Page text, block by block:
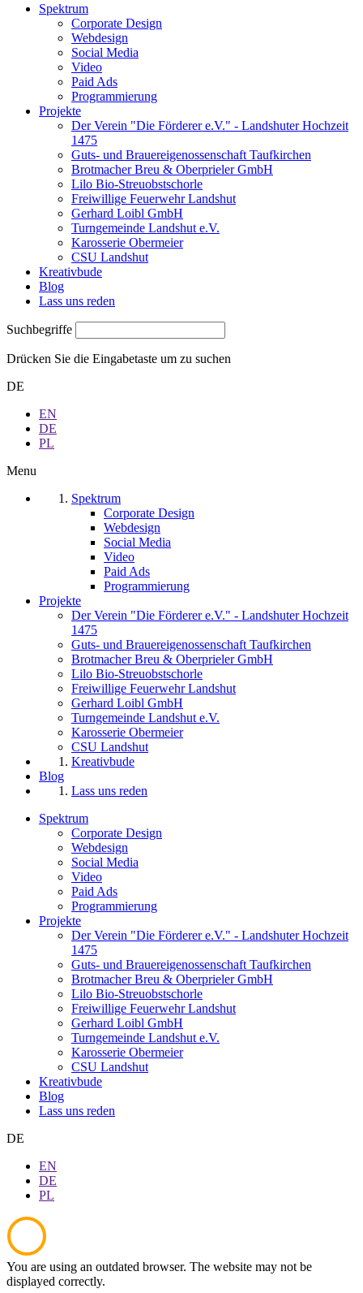
Spektrum
Corporate Design
Webdesign
Social Media
Video
Paid Ads
Programmierung
Projekte
Der Verein "Die Förderer e.V." - Landshuter Hochzeit
1475
Guts- und Brauereigenossenschaft Taufkirchen
Brotmacher Breu & Oberprieler GmbH
Lilo Bio-Streuobstschorle
Freiwillige Feuerwehr Landshut
Gerhard Loibl GmbH
Turngemeinde Landshut e.V.
Karosserie Obermeier
CSU Landshut
Kreativbude
Blog
Lass uns reden
Suchbegriffe
Drücken Sie die Eingabetaste um zu suchen
DE
EN
DE
PL
Menu
Spektrum
Corporate Design
Webdesign
Social Media
Video
Paid Ads
Programmierung
Projekte
Der Verein "Die Förderer e.V." - Landshuter Hochzeit
1475
Guts- und Brauereigenossenschaft Taufkirchen
Brotmacher Breu & Oberprieler GmbH
Lilo Bio-Streuobstschorle
Freiwillige Feuerwehr Landshut
Gerhard Loibl GmbH
Turngemeinde Landshut e.V.
Karosserie Obermeier
CSU Landshut
Kreativbude
Blog
Lass uns reden
Spektrum
Corporate Design
Webdesign
Social Media
Video
Paid Ads
Programmierung
Projekte
Der Verein "Die Förderer e.V." - Landshuter Hochzeit
1475
Guts- und Brauereigenossenschaft Taufkirchen
Brotmacher Breu & Oberprieler GmbH
Lilo Bio-Streuobstschorle
Freiwillige Feuerwehr Landshut
Gerhard Loibl GmbH
Turngemeinde Landshut e.V.
Karosserie Obermeier
CSU Landshut
Kreativbude
Blog
Lass uns reden
DE
EN
DE
PL
You are using an outdated browser. The website may not be
displayed correctly.